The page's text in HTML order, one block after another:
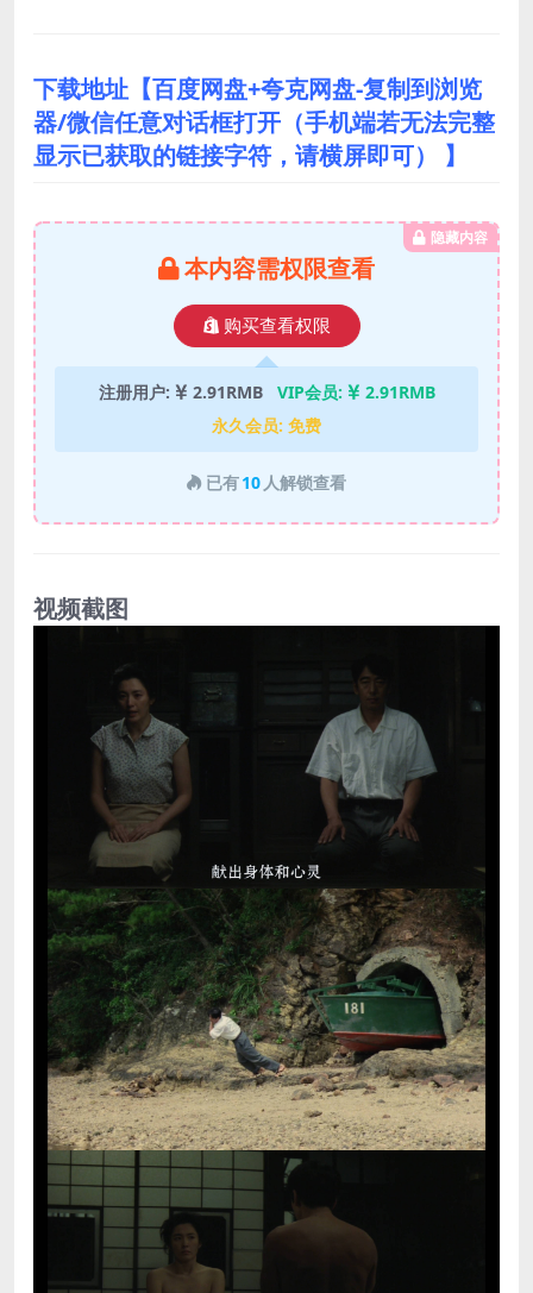
下载地址【百度网盘+夸克网盘-复制到浏览
器/微信任意对话框打开（手机端若无法完整
显示已获取的链接字符，请横屏即可） 】
隐藏内容
本内容需权限查看
购买查看权限
注册用户: 2.91RMB VIP会员:
2.91RMB
永久会员: 免费
已有10 人解锁查看
视频截图